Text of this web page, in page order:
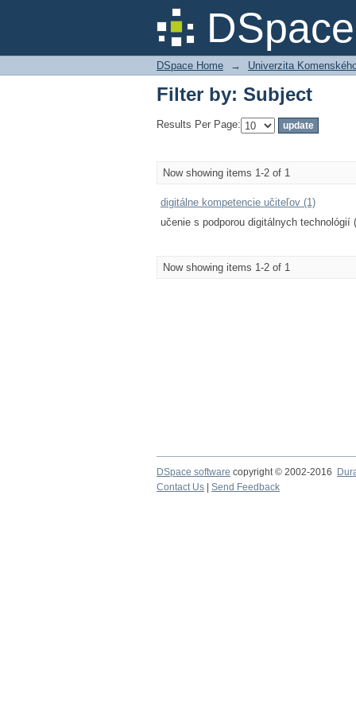
Filter by: Subject
DSpace Home → Univerzita
Filter by: Subject
Results Per Page:
Now showing items 1-2 of 1
digitálne kompetencie učiteľov (1)
učenie s podporou digitálnych technológií
Now showing items 1-2 of 1
DSpace software copyright © 2002-2016
Contact Us
Send Feedback